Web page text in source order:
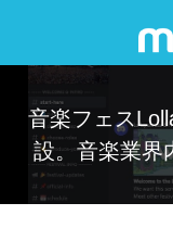
音楽フェス
設。音楽業界